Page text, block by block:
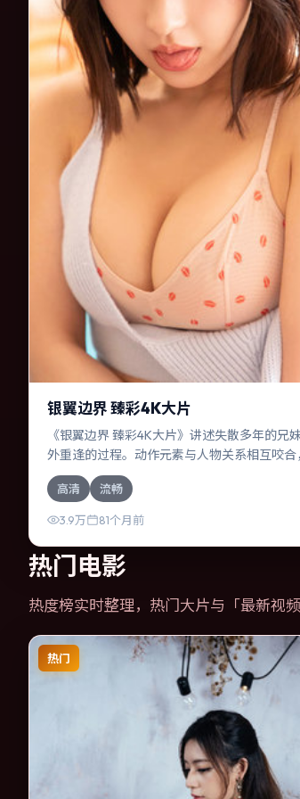
银翼边界 臻彩4K大片
《银翼边界 臻彩4K大片》讲述失散多年的兄
外重逢的过程。动作元素与人物关系相互咬合
役所广司的对手戏尤为出彩。导演宁浩善于在
张力，本片亦在澳大利亚实地取景，增强真实
高清 流畅
3.9万 81个月前
热门电影
热度榜实时整理，热门大片与「最新视
热门